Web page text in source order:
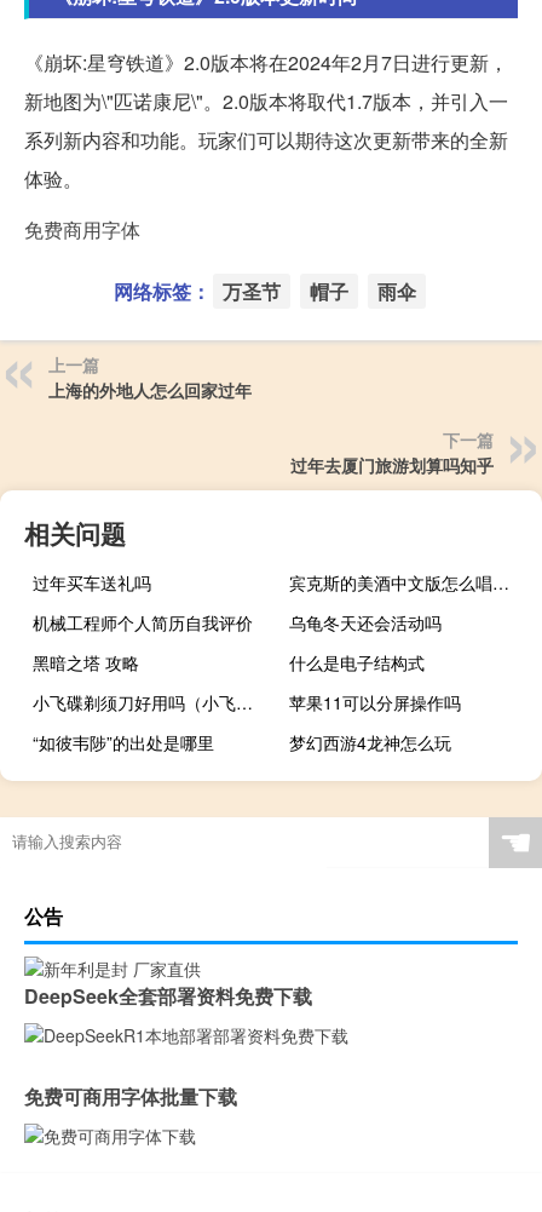
《崩坏:星穹铁道》2.0版本将在2024年2月7日进行更新，
新地图为\"匹诺康尼\"。2.0版本将取代1.7版本，并引入一
系列新内容和功能。玩家们可以期待这次更新带来的全新
体验。
免费商用字体
网络标签： 万圣节 帽子 雨伞
上一篇
上海的外地人怎么回家过年
下一篇
过年去厦门旅游划算吗知乎
相关问题
过年买车送礼吗
宾克斯的美酒中文版怎么唱（宾克斯的美酒中文版的歌词）
机械工程师个人简历自我评价
乌龟冬天还会活动吗
黑暗之塔 攻略
什么是电子结构式
小飞碟剃须刀好用吗（小飞蝶）
苹果11可以分屏操作吗
“如彼韦陟”的出处是哪里
梦幻西游4龙神怎么玩
☚
公告
DeepSeek全套部署资料免费下载
免费可商用字体批量下载